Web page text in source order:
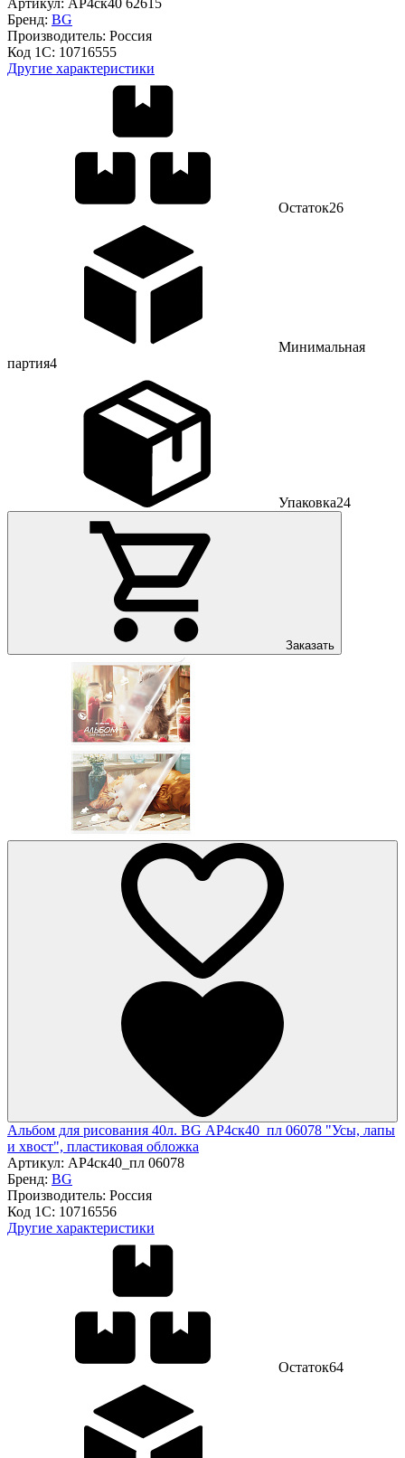
Бренд: BG
Производитель: Россия
Код 1С: 10716555
Другие характеристики
Остаток26
Минимальная
партия4
Упаковка24
Заказать
Альбом для рисования 40л. BG АР4ск40_пл 06078 "Усы, лапы
и хвост", пластиковая обложка
Артикул: АР4ск40_пл 06078
Бренд: BG
Производитель: Россия
Код 1С: 10716556
Другие характеристики
Остаток64